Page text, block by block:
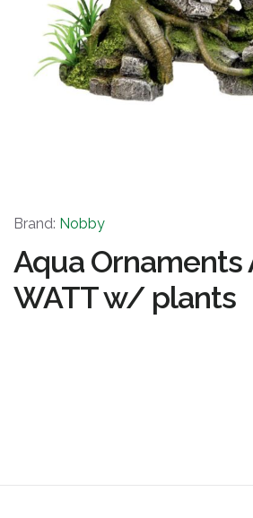
Brand: Nobby
Aqua Ornaments
WATT w/ plants